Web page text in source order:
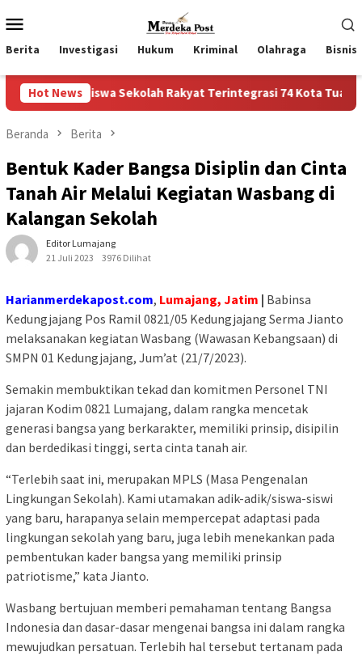
ke
kontenMobile
Berita Investigasi Hukum Kriminal Olahraga Bisnis
Hot News
Siswa Sekolah Rakyat Terintegrasi 74 Kota Tual Ruas
Beranda Berita
Bentuk Kader Bangsa Disiplin dan Cinta
Tanah Air Melalui Kegiatan Wasbang di
Kalangan Sekolah
Editor Lumajang
21 Juli 2023
3976 Dilihat
Harianmerdekapost.com, Lumajang, Jatim | Babinsa
Kedungjajang Pos Ramil 0821/05 Kedungjajang Serma Jianto
melaksanakan kegiatan Wasbang (Wawasan Kebangsaan) di
SMPN 01 Kedungjajang, Jum’at (21/7/2023).
Semakin membuktikan tekad dan komitmen Personel TNI
jajaran Kodim 0821 Lumajang, dalam rangka mencetak
generasi bangsa yang berkarakter, memiliki prinsip, disipilin
dan berdedikasi tinggi, serta cinta tanah air.
“Terlebih saat ini, merupakan MPLS (Masa Pengenalan
Lingkungan Sekolah). Kami utamakan adik-adik/siswa-siswi
yang baru, harapanya selain mempercepat adaptasi pada
lingkungan sekolah yang baru, juga lebih menekankan pada
pembentukan kader bangsa yang memiliki prinsip
patriotisme,” kata Jianto.
Wasbang bertujuan memberi pemahaman tentang Bangsa
Indonesia dan dasar-dasar mengenai bangsa ini dalam rangka
mewujudkan persatuan. Terlebih hal tersebut tertanam pada